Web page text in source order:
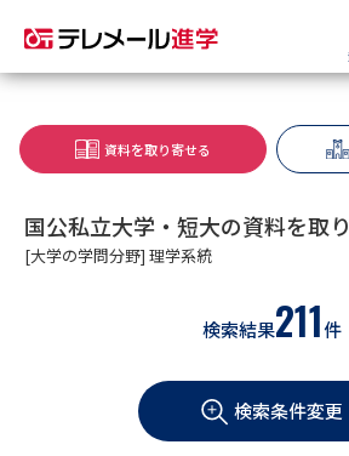
資料請求
大学・短大の資料種類から請求
総合型選抜・学校推薦型選抜 募
大学入
資料を取り寄せる
国公私立大学・短大の資料を取
[大学の学問分野] 理学系統
検索結果211件
検索条件変更